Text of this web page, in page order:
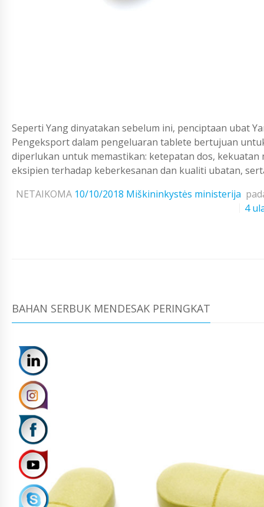
Seperti Yang dinyatakan sebelum ini, penciptaan ubat
Pengeksport dalam pengeluaran tablete bertujuan
diperlukan untuk memastikan: ketepatan dos,
eksipien terhadap keberkesanan dan kualiti ubatan,
NETAIKOMA 10/10/2018 Miškininkystės ministerija
4
BAHAN SERBUK MENDESAK PERINGKAT